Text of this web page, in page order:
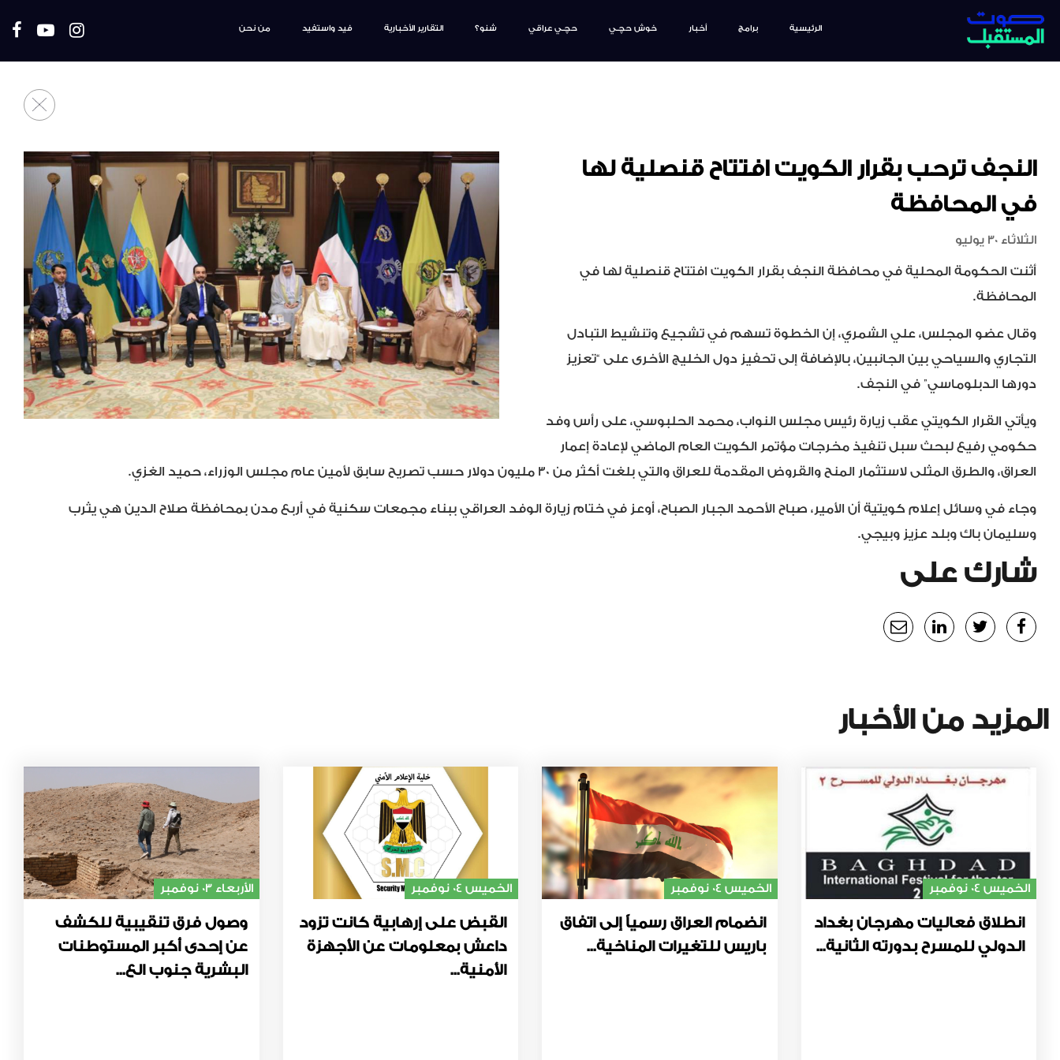
الرئيسية برامج أخبار خوش حچـي حچـي عراقي شنو؟ التقارير الأخبارية فيد واستفيد من نحن
النجف ترحب بقرار الكويت افتتاح قنصلية لها
في المحافظة
الثلاثاء 30 يوليو
أثنت الحكومة المحلية في محافظة النجف بقرار الكويت افتتاح قنصلية لها في
المحافظة.
وقال عضو المجلس، علي الشمري، إن الخطوة تسهم في تشجيع وتنشيط التبادل
التجاري والسياحي بين الجانبين، بالإضافة إلى تحفيز دول الخليج الأخرى على “تعزيز
دورها الدبلوماسي” في النجف.
ويأتي القرار الكويتي عقب زيارة رئيس مجلس النواب، محمد الحلبوسي، على رأس وفد
حكومي رفيع لبحث سبل تنفيذ مخرجات مؤتمر الكويت العام الماضي لإعادة إعمار
العراق، والطرق المثلى لاستثمار المنح والقروض المقدمة للعراق والتي بلغت أكثر من 30 مليون دولار حسب تصريح سابق لأمين عام مجلس الوزراء، حميد الغزي.
وجاء في وسائل إعلام كويتية أن الأمير، صباح الأحمد الجبار الصباح، أوعز في ختام زيارة الوفد العراقي ببناء مجمعات سكنية في أربع مدن بمحافظة صلاح الدين هي يثرب
وسليمان باك وبلد عزيز وبيجي.
شارك على
المزيد من الأخبار
الخميس 04 نوفمبر
انطلاق فعاليات مهرجان بغداد
الدولي للمسرح بدورته الثانية...
الخميس 04 نوفمبر
انضمام العراق رسمياً إلى اتفاق
باريس للتغيرات المناخية...
الخميس 04 نوفمبر
القبض على إرهابية كانت تزود
داعش بمعلومات عن الأجهزة
الأمنية...
الأربعاء 03 نوفمبر
وصول فرق تنقيبية للكشف
عن إحدى أكبر المستوطنات
البشرية جنوب الع...